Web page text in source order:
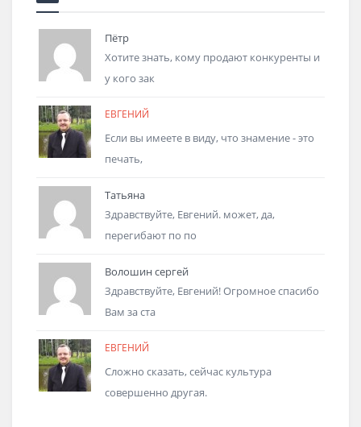
Пётр
Хотите знать, кому продают конкуренты и
у кого зак
ЕВГЕНИЙ
Если вы имеете в виду, что знамение - это
печать,
Татьяна
Здравствуйте, Евгений. может, да,
перегибают по по
Волошин сергей
Здравствуйте, Евгений! Огромное спасибо
Вам за ста
ЕВГЕНИЙ
Сложно сказать, сейчас культура
совершенно другая.